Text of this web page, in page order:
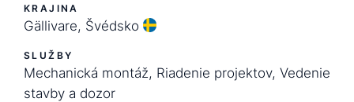
KRAJINA
Gällivare, Švédsko
SLUŽBY
Mechanická montáž, Riadenie projektov, Vedenie
stavby a dozor